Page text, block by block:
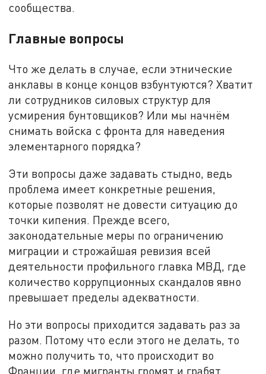
сообщества.
Главные вопросы
Что же делать в случае, если этнические
анклавы в конце концов взбунтуются? Хватит
ли сотрудников силовых структур для
усмирения бунтовщиков? Или мы начнём
снимать войска с фронта для наведения
элементарного порядка?
Эти вопросы даже задавать стыдно, ведь
проблема имеет конкретные решения,
которые позволят не довести ситуацию до
точки кипения. Прежде всего,
законодательные меры по ограничению
миграции и строжайшая ревизия всей
деятельности профильного главка МВД, где
количество коррупционных скандалов явно
превышает пределы адекватности.
Но эти вопросы приходится задавать раз за
разом. Потому что если этого не делать, то
можно получить то, что происходит во
Франции, где мигранты громят и грабят